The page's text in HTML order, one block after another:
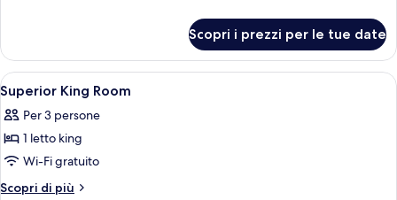
Queen
Scopri i prezzi per le tue date
Apri
tutte
le
foto
per
Superior
Minibar, una cassaforte in camera,
4
Superior King Room
Per 3 persone
1 letto king
Wi-Fi gratuito
Scopri di più
Altri